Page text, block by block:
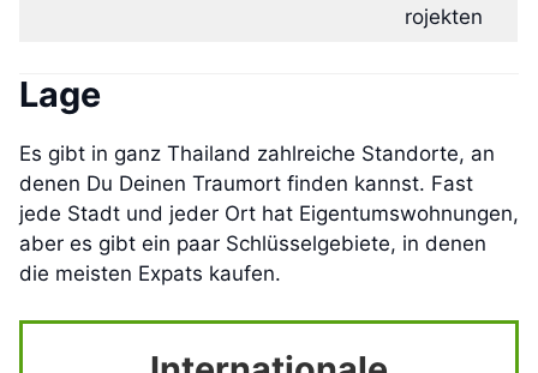
rojekten
Lage
Es gibt in ganz Thailand zahlreiche Standorte, an
denen Du Deinen Traumort finden kannst. Fast
jede Stadt und jeder Ort hat Eigentumswohnungen,
aber es gibt ein paar Schlüsselgebiete, in denen
die meisten Expats kaufen.